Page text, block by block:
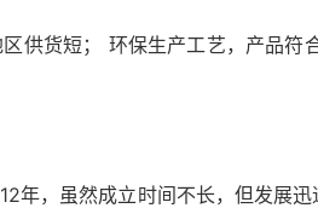
供货短； 环保生产工艺，产品符
年，虽然成立时间不长，但发展